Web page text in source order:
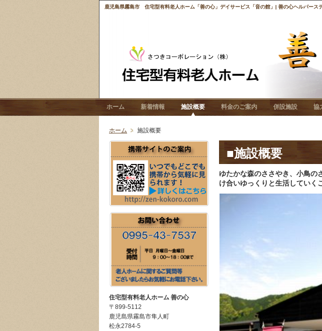
鹿児島県霧島市 住宅型有料老人ホーム「善の心」デイサービス「音の館」| 善の心ヘルパース
ホーム 新着情報 施設概要 料金のご案内 併設施設 協
ホーム 施設概要
住宅型有料老人ホーム 善の心
〒899-5112
鹿児島県霧島市隼人町
松永2784-5
■施設概要
ゆたかな森のささやき、小鳥の
け合いゆっくりと生活していく